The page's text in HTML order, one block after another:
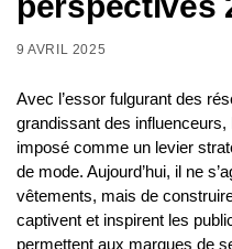
9 AVRIL 2025
Avec l’essor fulgurant des
grandissant des influenceurs,
imposé comme un levier
de mode. Aujourd’hui, il ne
vêtements, mais de
captivent et inspirent les
permettent aux marques de